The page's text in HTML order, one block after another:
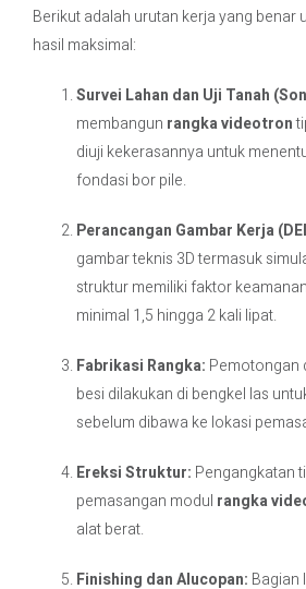
Berikut adalah urutan kerja yang benar
hasil maksimal:
Survei Lahan dan Uji Tanah
membangun rangka videotron
diuji kekerasannya untuk
fondasi bor pile.
Perancangan Gambar Kerja
gambar teknis 3D termasuk
struktur memiliki faktor
minimal 1,5 hingga 2 kali lipat.
Fabrikasi Rangka: Pemotongan
besi dilakukan di bengkel las
sebelum dibawa ke lokasi
Ereksi Struktur: Pengangkatan
pemasangan modul rangka
alat berat.
Finishing dan Alucopan: Bagian